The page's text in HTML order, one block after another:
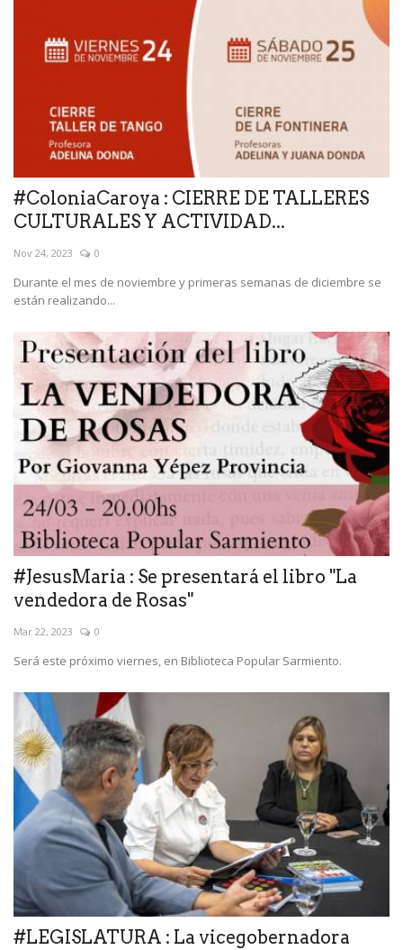
#ColoniaCaroya : CIERRE DE TALLERES
CULTURALES Y ACTIVIDAD...
Nov 24, 2023 0
Durante el mes de noviembre y primeras semanas de diciembre se
están realizando...
#JesusMaria : Se presentará el libro "La
vendedora de Rosas"
Mar 22, 2023 0
Será este próximo viernes, en Biblioteca Popular Sarmiento.
#LEGISLATURA : La vicegobernadora